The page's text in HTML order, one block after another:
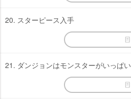
20. スターピース入手
21. ダンジョンはモンスターがいっぱい